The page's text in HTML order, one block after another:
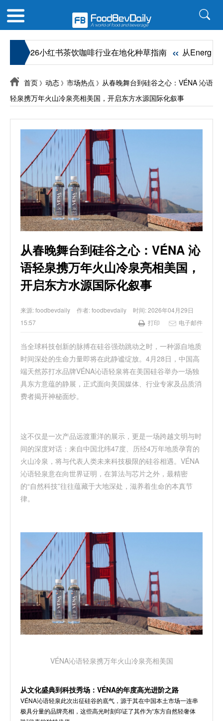
小红书茶饮咖啡行业在地化种草指南 « 从Energy到红芭
首页 》 动态 》 市场热点 》 从春晚舞台到硅谷之心：VÉNA 沁语
轻泉携万年火山冷泉亮相美国，开启东方水源国际化叙事
从春晚舞台到硅谷之心：VÉNA 沁
语轻泉携万年火山冷泉亮相美国，
开启东方水源国际化叙事
来源:foodbevdaily 作者:foodbevdaily 时间:2026年04月29日
15:57
打印 电子邮件
当全球科技创新的脉搏在硅谷强劲跳动之时，一种源自地质
时间深处的生命力量即将在此静谧绽放。 4月28日，中国高
端天然苏打水品牌VÉNA沁语轻泉将在美国硅谷举办一场独
具东方意蕴的静展，正式面向美国媒体、行业专家及品质消
费者揭开神秘面纱。
这不仅是一次产品远渡重洋的展示，更是一场跨越文明与时
间的深度对话：来自中国北纬47度、历经4万年地质孕育的
火山冷泉，将与代表人类未来科技极限的硅谷相遇。 VÉNA
沁语轻泉意在向世界证明，在算法与芯片之外，最精密
的“自然科技”往往蕴藏于大地深处，滋养着生命的本真节
律。
VÉNA沁语轻泉携万年火山冷泉亮相美国
从文化盛典到科技秀场： VÉNA的年度高光进阶之路
VÉNA沁语轻泉此次出征硅谷的底气，源于其在中国本土市场一连串
极具分量的品牌亮相，这些高光时刻印证了其作为“东方自然轻奢体